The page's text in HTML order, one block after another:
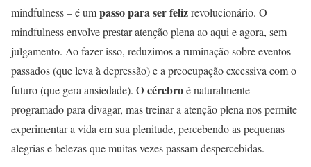
mindfulness – é umpasso para ser felizrevolucionário. O
mindfulness envolve prestar atenção plena ao aqui e agora, sem
julgamento. Ao fazer isso, reduzimos a ruminação sobre eventos
passados (que leva à depressão) e a preocupação excessiva com o
futuro (que gera ansiedade). O cérebroé naturalmente
programado para divagar, mas treinar a atenção plena nos permite
experimentar a vida em sua plenitude, percebendo as pequenas
alegrias e belezas que muitas vezes passam despercebidas.